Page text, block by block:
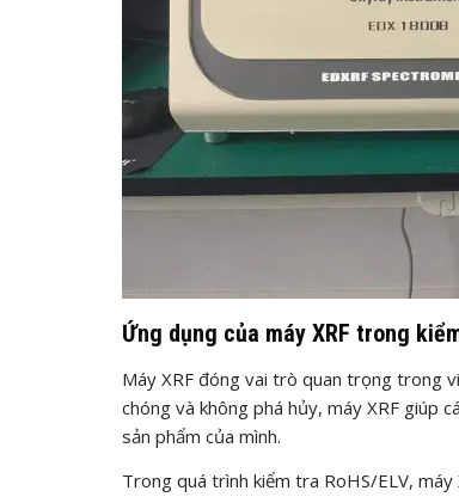
Ứng dụng của máy XRF trong
Máy XRF đóng vai trò quan trọng trong
chóng và không phá hủy, máy XRF giúp
sản phẩm của mình.
Trong quá trình kiểm tra RoHS/ELV,